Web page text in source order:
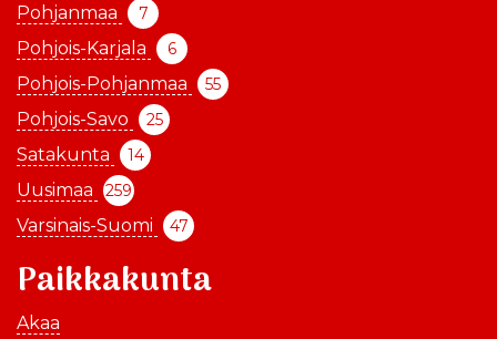
Pohjanmaa 7
Pohjois-Karjala 6
Pohjois-Pohjanmaa 55
Pohjois-Savo 25
Satakunta 14
Uusimaa 259
Varsinais-Suomi 47
Paikkakunta
Akaa